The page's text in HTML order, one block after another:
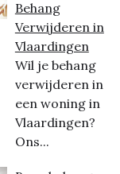
Behang
Verwijderen in
Vlaardingen
Wil je behang
verwijderen in
een woning in
Vlaardingen?
Ons...